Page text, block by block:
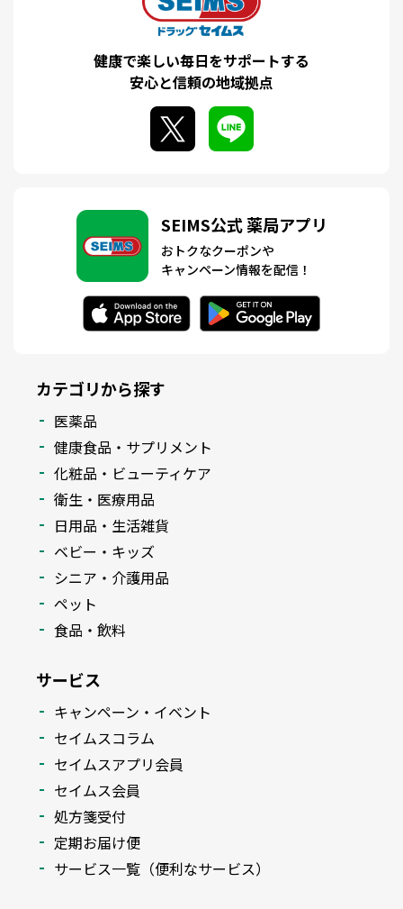
健康で楽しい毎日をサポートする
安心と信頼の地域拠点
SEIMS公式 薬局アプリ
おトクなクーポンや
キャンペーン情報を配信！
カテゴリから探す
医薬品
健康食品・サプリメント
化粧品・ビューティケア
衛生・医療用品
日用品・生活雑貨
ベビー・キッズ
シニア・介護用品
ペット
食品・飲料
サービス
キャンペーン・イベント
セイムスコラム
セイムスアプリ会員
セイムス会員
処方箋受付
定期お届け便
サービス一覧（便利なサービス）